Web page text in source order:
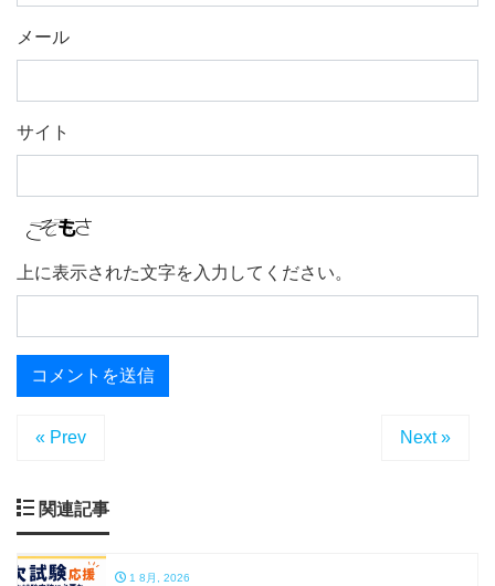
メール
サイト
上に表示された文字を入力してください。
« Prev Next »
関連記事
1 8月, 2026